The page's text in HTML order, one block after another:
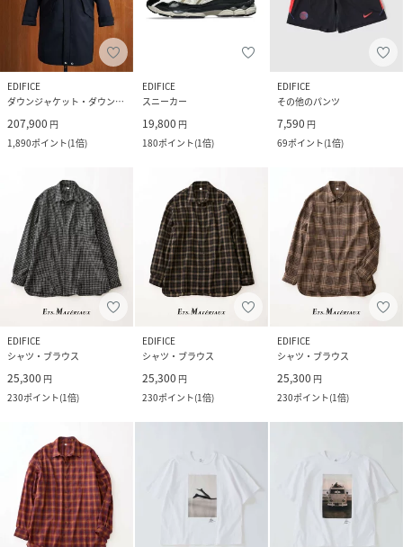
EDIFICE
ダウンジャケット・ダウンベスト
207,900 円
1,890ポイント(1倍)
EDIFICE
スニーカー
19,800 円
180ポイント(1倍)
EDIFICE
その他のパンツ
7,590 円
69ポイント(1倍)
EDIFICE
シャツ・ブラウス
25,300 円
230ポイント(1倍)
EDIFICE
シャツ・ブラウス
25,300 円
230ポイント(1倍)
EDIFICE
シャツ・ブラウス
25,300 円
230ポイント(1倍)